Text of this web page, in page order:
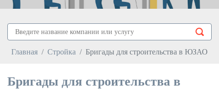
Главная Стройка Бригады для строительства в ЮЗАО
Бригады для строительства в